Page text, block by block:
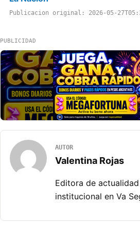
Publicacion original: 2026-05-
PUBLICIDAD
AUTOR
Valentina Rojas
Editora de
institucional en Va